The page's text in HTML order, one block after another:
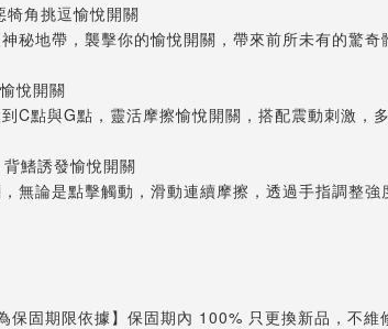
角挑逗愉悅開關
秘地帶，襲擊你的愉悅開關，帶來前所未有的驚奇
悅開關
C點與G點，靈活摩擦愉悅開關，搭配震動刺激，多
鰭誘發愉悅開關
無論是點擊觸動，滑動連續摩擦，透過手指調整強
固期限依據】保固期內 100% 只更換新品，不維